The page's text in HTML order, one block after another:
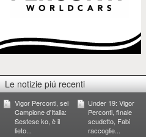
Le notizie piú recenti
Vigor Perconti, sei
Campione d'Italia:
Sestese ko, è il
lieto...
Under 19: Vigor
Perconti, finale
scudetto, Fabi
raccoglie...